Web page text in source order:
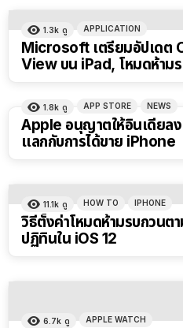
1.3k ดู APPLICATION
Microsoft เตรียมอัปเดต
View บน iPad, โหมดห้าม
1.8k ดู APP STORE NEWS
Apple อนุญาตให้อินเดียล
แลกกับการได้ขาย iPhone
11.1k ดู HOW TO IPHONE
วิธีตั้งค่าโหมดห้ามรบกวนต
ปฏิทินใน iOS 12
6.7k ดู APPLE WATCH